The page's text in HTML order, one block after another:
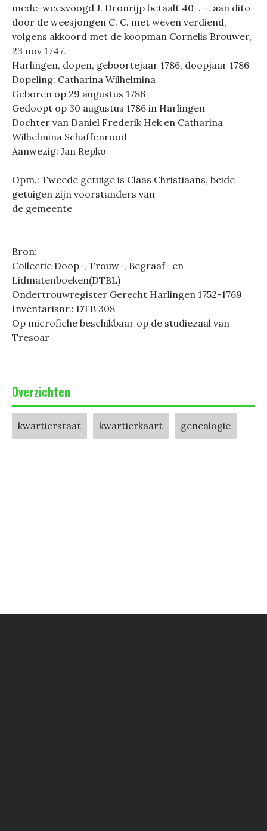
mede-weesvoogd J. Dronrijp betaalt 40-. -. aan dito
door de weesjongen C. C. met weven verdiend,
volgens akkoord met de koopman Cornelis Brouwer,
23 nov 1747.
Harlingen, dopen, geboortejaar 1786, doopjaar 1786
Dopeling: Catharina Wilhelmina
Geboren op 29 augustus 1786
Gedoopt op 30 augustus 1786 in Harlingen
Dochter van Daniel Frederik Hek en Catharina
Wilhelmina Schaffenrood
Aanwezig: Jan Repko
Opm.: Tweede getuige is Claas Christiaans, beide
getuigen zijn voorstanders van
de gemeente
Bron:
Collectie Doop-, Trouw-, Begraaf- en
Lidmatenboeken(DTBL)
Ondertrouwregister Gerecht Harlingen 1752-1769
Inventarisnr.: DTB 308
Op microfiche beschikbaar op de studiezaal van
Tresoar
Overzichten
kwartierstaat kwartierkaart genealogie